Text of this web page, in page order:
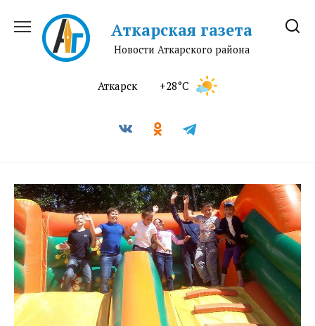
содержанию
Аткарская газета
Новости Аткарского района
Аткарск +28°C